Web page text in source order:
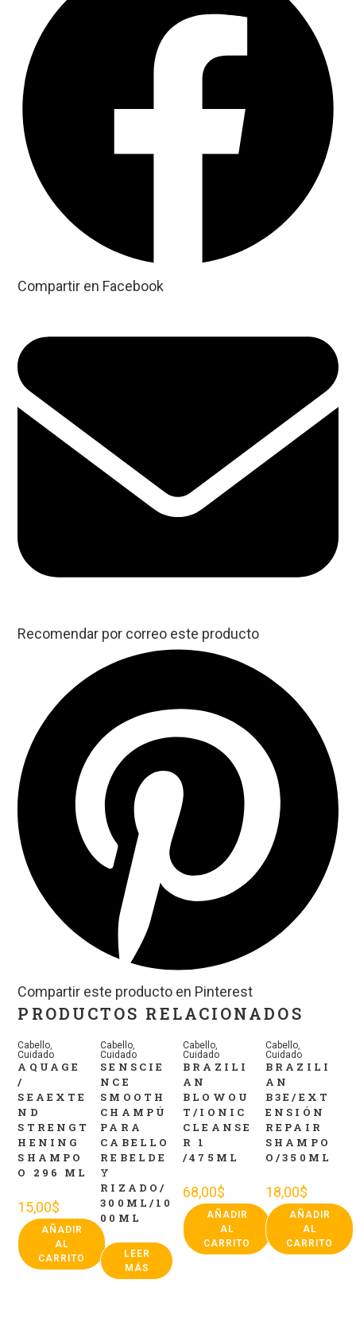
Compartir en Facebook
Recomendar por correo este producto
Compartir este producto en Pinterest
PRODUCTOS RELACIONADOS
Cabello,
Cuidado
AQUAGE
/
SEAEXTE
ND
STRENGT
HENING
SHAMPO
O 296 ML
15,00$
AÑADIR
AL
CARRITO
Cabello,
Cuidado
SENSCIE
NCE
SMOOTH
CHAMPÚ
PARA
CABELLO
REBELDE
Y
RIZADO/
300ML/10
00ML
LEER
MÁS
Cabello,
Cuidado
BRAZILI
AN
BLOWOU
T/IONIC
CLEANSE
R 1
/475ML
68,00$
AÑADIR
AL
CARRITO
Cabello,
Cuidado
BRAZILI
AN
B3E/EXT
ENSIÓN
REPAIR
SHAMPO
O/350ML
18,00$
AÑADIR
AL
CARRITO